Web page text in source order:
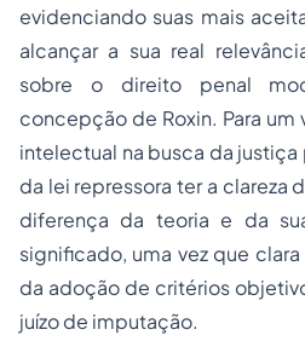
evidenciando suas mais
alcançar a sua real
sobre o direito penal
concepção de Roxin. Para
intelectual na busca da
da lei repressora ter a clareza
diferença da teoria e da
significado, uma vez que
da adoção de critérios
juízo de imputação.